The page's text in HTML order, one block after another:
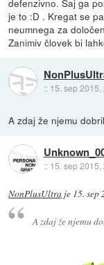
defenzivno. Saj ga
je to :D . Kregat se
neumnega za
Zanimiv človek bi
:: 15. sep 2015,
A zdaj že njemu
:: 15. sep 2015,
NonPlusUltra je 15.
A zdaj že njemu